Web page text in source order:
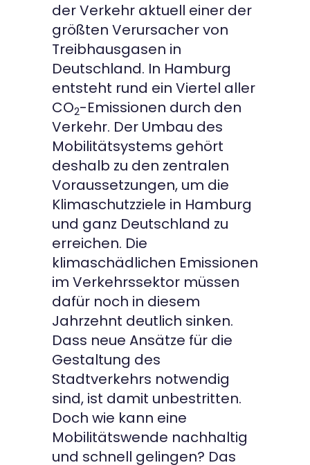
der Verkehr aktuell einer der
größten Verursacher von
Treibhausgasen in
Deutschland. In Hamburg
entsteht rund ein Viertel aller
CO2-Emissionen durch den
Verkehr. Der Umbau des
Mobilitätsystems gehört
deshalb zu den zentralen
Voraussetzungen, um die
Klimaschutzziele in Hamburg
und ganz Deutschland zu
erreichen. Die
klimaschädlichen Emissionen
im Verkehrssektor müssen
dafür noch in diesem
Jahrzehnt deutlich sinken.
Dass neue Ansätze für die
Gestaltung des
Stadtverkehrs notwendig
sind, ist damit unbestritten.
Doch wie kann eine
Mobilitätswende nachhaltig
und schnell gelingen? Das